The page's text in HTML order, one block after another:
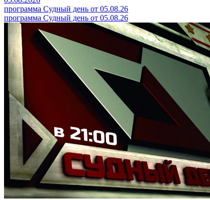
программа Судный день от 05.08.26
программа Судный день от 05.08.26